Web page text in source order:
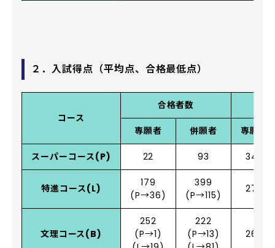
２．入試得点（平均点、合格最低点）
コース
合格者数
専願者 併願者 専願者
スーパーコース(P) 22 93 345
特進コース(L)
179
(P→36)
399
(P→115)
270
文理コース(B)
252
(P→1)
222
(P→13)
260